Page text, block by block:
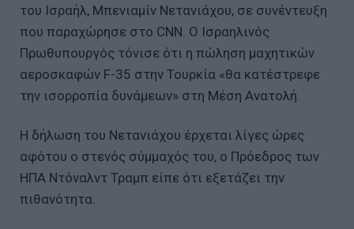
του Ισραήλ, Μπενιαμίν Νετανιάχου, σε συνέντευξη
που παραχώρησε στο CNN. Ο Ισραηλινός
Πρωθυπουργός τόνισε ότι η πώληση μαχητικών
αεροσκαφών F-35 στην Τουρκία «θα κατέστρεφε
την ισορροπία δυνάμεων» στη Μέση Ανατολή.
Η δήλωση του Νετανιάχου έρχεται λίγες ώρες
αφότου ο στενός σύμμαχός του, ο Πρόεδρος των
ΗΠΑ Ντόναλντ Τραμπ είπε ότι εξετάζει την
πιθανότητα.